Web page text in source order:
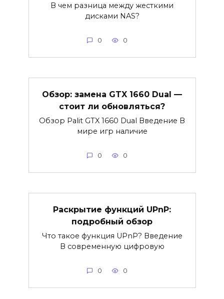
В чем разница между жесткими
дисками NAS?
0 0
Обзор: замена GTX 1660 Dual —
стоит ли обновляться?
Обзор Palit GTX 1660 Dual Введение В
мире игр наличие
0 0
Раскрытие функций UPnP:
подробный обзор
Что такое функция UPnP? Введение
В современную цифровую
0 0